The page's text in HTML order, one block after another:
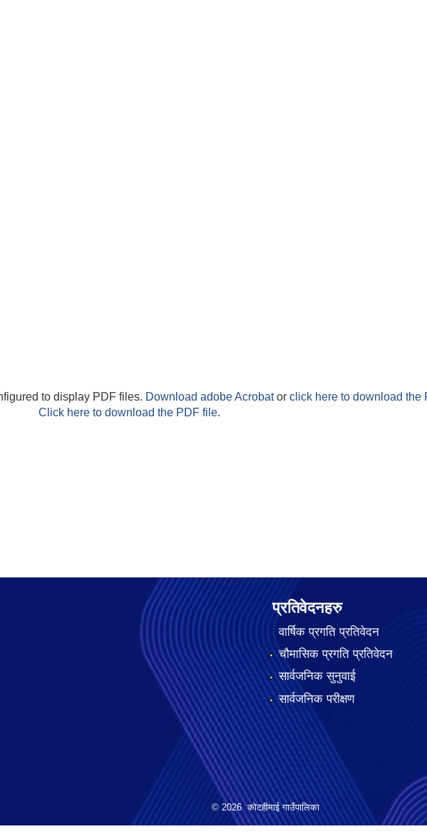
to display PDF files. Download adobe Acrobator click here to download the
Click here to download the PDF file.
प्रतिवेदनहरु
वार्षिक प्रगति प्रतिवेदन
चौमासिक प्रगति प्रतिवेदन
सार्वजनिक सुनुवाई
सार्वजनिक परीक्षण
© 2026 कोटहीमाई गाउँपालिका